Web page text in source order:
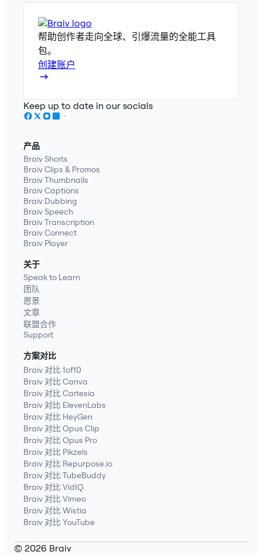
帮助创作者走向全球、引爆流量的全能工具
包。
创建账户
Keep up to date in our socials
产品
Braiv Shorts
Braiv Clips & Promos
Braiv Thumbnails
Braiv Captions
Braiv Dubbing
Braiv Speech
Braiv Transcription
Braiv Connect
Braiv Player
关于
Speak to Learn
团队
愿景
文章
联盟合作
Support
方案对比
Braiv 对比 1of10
Braiv 对比 Canva
Braiv 对比 Cartesia
Braiv 对比 ElevenLabs
Braiv 对比 HeyGen
Braiv 对比 Opus Clip
Braiv 对比 Opus Pro
Braiv 对比 Pikzels
Braiv 对比 Repurpose.io
Braiv 对比 TubeBuddy
Braiv 对比 VidIQ
Braiv 对比 Vimeo
Braiv 对比 Wistia
Braiv 对比 YouTube
© 2026 Braiv